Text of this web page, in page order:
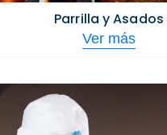
Parrilla y Asados
Ver más